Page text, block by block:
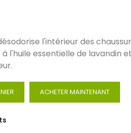
l'intérieur des
l'huile essentielle de lavandin
ACHETER MAINTENANT